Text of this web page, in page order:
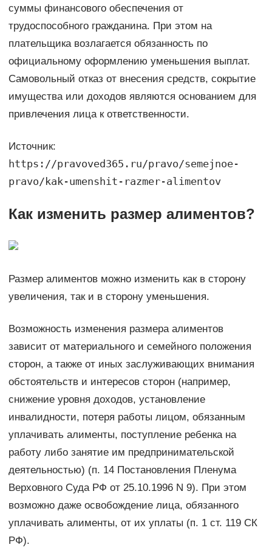
суммы финансового обеспечения от
трудоспособного гражданина. При этом на
плательщика возлагается обязанность по
официальному оформлению уменьшения выплат.
Самовольный отказ от внесения средств, сокрытие
имущества или доходов являются основанием для
привлечения лица к ответственности.
Источник:
https://pravoved365.ru/pravo/semejnoe-
pravo/kak-umenshit-razmer-alimentov
Как изменить размер алиментов?
Размер алиментов можно изменить как в сторону
увеличения, так и в сторону уменьшения.
Возможность изменения размера алиментов
зависит от материального и семейного положения
сторон, а также от иных заслуживающих внимания
обстоятельств и интересов сторон (например,
снижение уровня доходов, установление
инвалидности, потеря работы лицом, обязанным
уплачивать алименты, поступление ребенка на
работу либо занятие им предпринимательской
деятельностью) (п. 14 Постановления Пленума
Верховного Суда РФ от 25.10.1996 N 9). При этом
возможно даже освобождение лица, обязанного
уплачивать алименты, от их уплаты (п. 1 ст. 119 СК
РФ).